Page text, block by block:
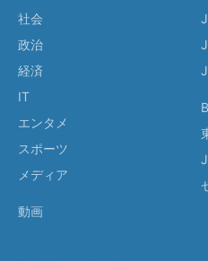
社会
政治
経済
IT
エンタメ
スポーツ
メディア
動画